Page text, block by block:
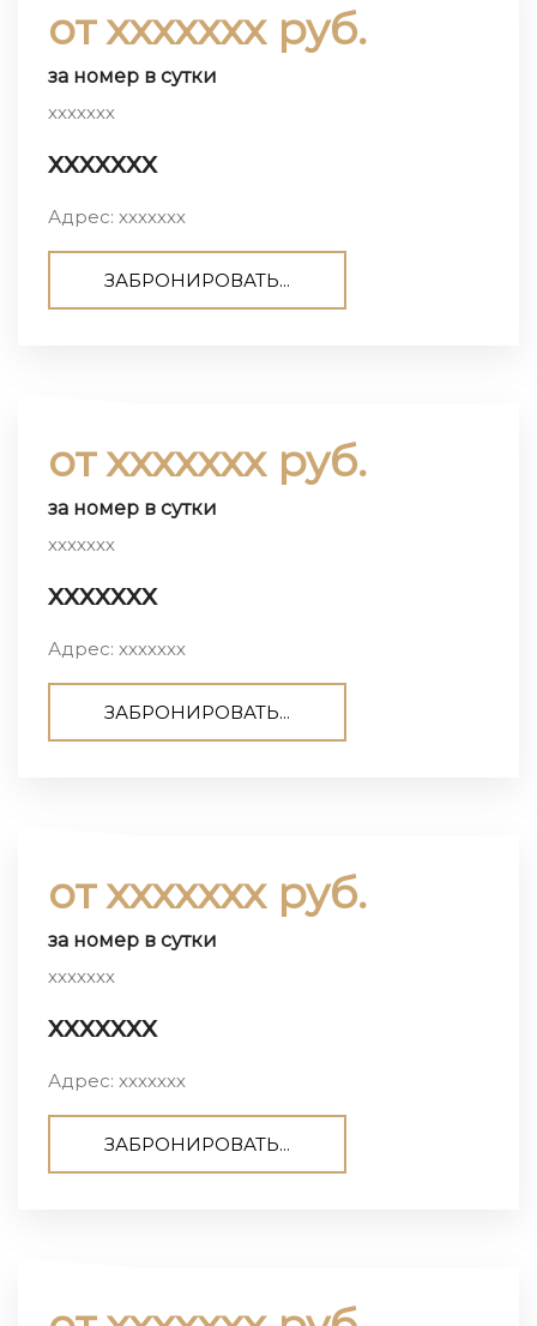
от ххххххх руб.
за номер в сутки
ххххххх
ххххххх
Адрес: ххххххх
ЗАБРОНИРОВАТЬ...
от ххххххх руб.
за номер в сутки
ххххххх
ххххххх
Адрес: ххххххх
ЗАБРОНИРОВАТЬ...
от ххххххх руб.
за номер в сутки
ххххххх
ххххххх
Адрес: ххххххх
ЗАБРОНИРОВАТЬ...